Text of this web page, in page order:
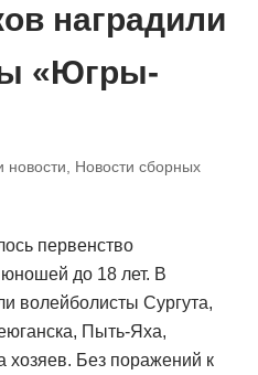
наградили
«Югры-
новости, Новости сборных
первенство
юношей до 18 лет. В
волейболисты Сургута,
Пыть-Яха,
хозяев. Без поражений к